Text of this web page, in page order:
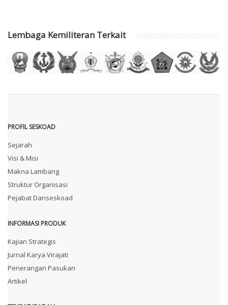
Lembaga Kemiliteran Terkait
PROFIL SESKOAD
Sejarah
Visi & Misi
Makna Lambang
Struktur Organisasi
Pejabat Danseskoad
INFORMASI PRODUK
Kajian Strategis
Jurnal Karya Virajati
Penerangan Pasukan
Artikel